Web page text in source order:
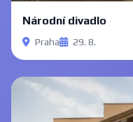
Národní divadlo
Praha 29. 8.